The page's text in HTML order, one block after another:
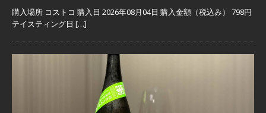
購入場所 コストコ 購入日 2026年08月04日 購入金額（税込み） 798円
テイスティング日 […]